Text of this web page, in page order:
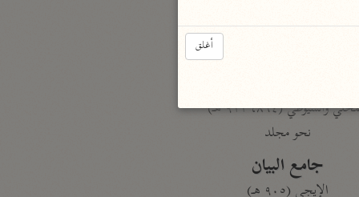
والسيوطي (٨٦٤، ٩١١ هـ)
نحو مجلد
جامع البيان
الإيجي (٩٠٥ هـ)
أغلق